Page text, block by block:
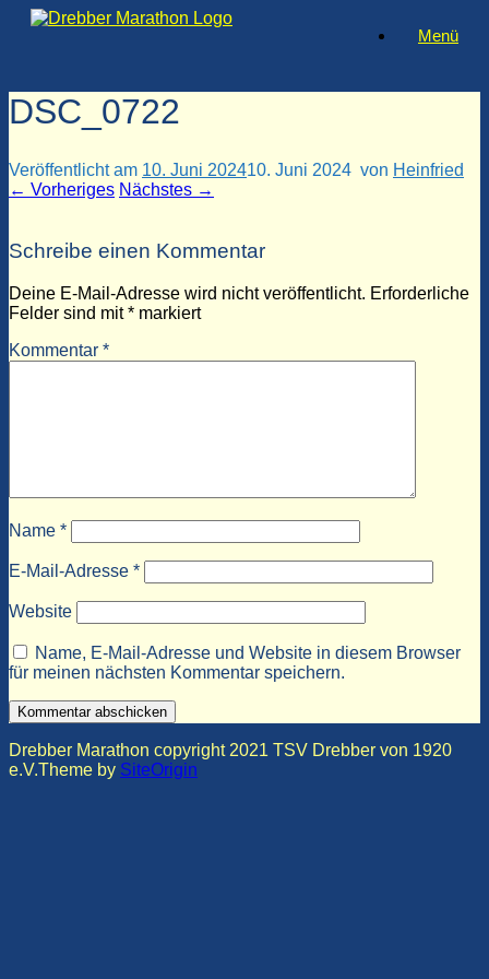
Zum
Menü
DSC_0722
Veröffentlicht am 10. Juni 202410. Juni 2024 von Heinfried
← Vorheriges Nächstes →
Schreibe einen Kommentar
Deine E-Mail-Adresse wird nicht veröffentlicht. Erforderliche
Felder sind mit* markiert
Kommentar *
Name *
E-Mail-Adresse *
Website
Name, E-Mail-Adresse und Website in diesem Browser
für meinen nächsten Kommentar speichern.
Drebber Marathon copyright 2021 TSV Drebber von 1920
e.V.Theme by SiteOrigin